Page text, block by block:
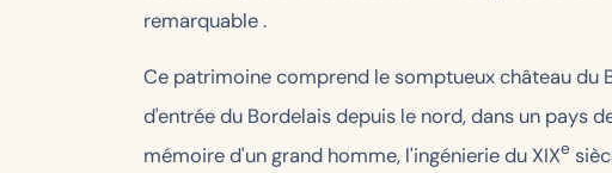
remarquable .
Ce patrimoine comprend le somptueux château du
d'entrée du Bordelais depuis le nord, dans un pays
mémoire d'un grand homme, l'ingénierie du XIXe